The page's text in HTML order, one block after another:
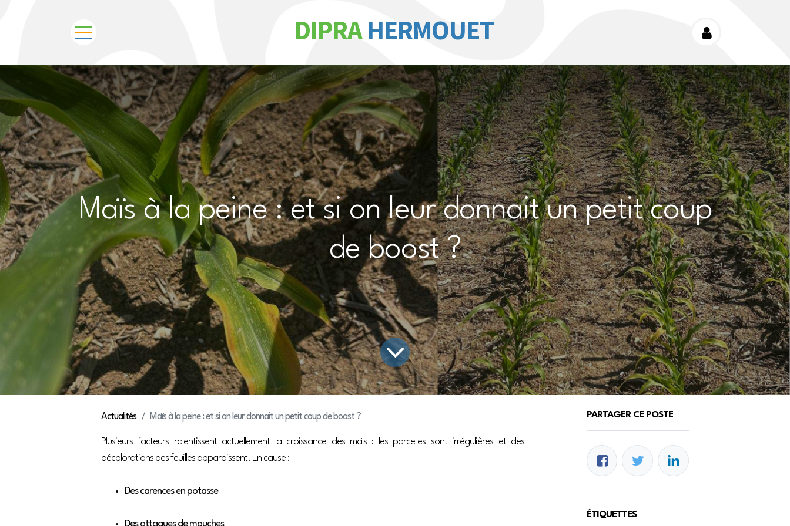
DIPRAHERMOUET
Maïs à la peine : et si on leur donnait un petit coup
de boost ?
Actualités Maïs à la peine : et si on leur donnait un petit coup de boost ?
Plusieurs facteurs ralentissent actuellement la croissance des maïs : les parcelles sont irrégulières et des
décolorations des feuilles apparaissent. En cause :
Des carences en potasse
Des attaques de mouches
PARTAGER CE POSTE
ÉTIQUETTES